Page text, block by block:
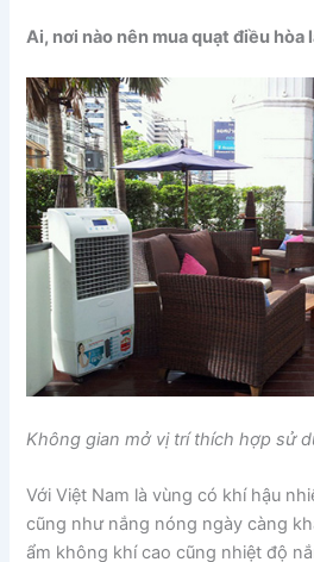
Ai, nơi nào nên mua quạt điều hòa
Không gian mở vị trí thích hợp sử
Với Việt Nam là vùng có khí hậu
cũng như nắng nóng ngày càng
ẩm không khí cao cũng nhiệt độ